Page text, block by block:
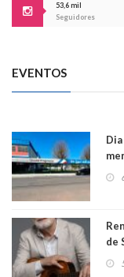
53,6 mil
Seguidores
EVENTOS
de